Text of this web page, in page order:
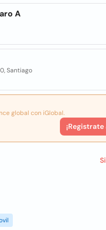
A
Santiago
global con iGlobal.
¡Registrate